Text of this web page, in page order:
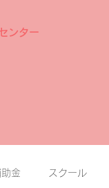
ンター
助金 スクール